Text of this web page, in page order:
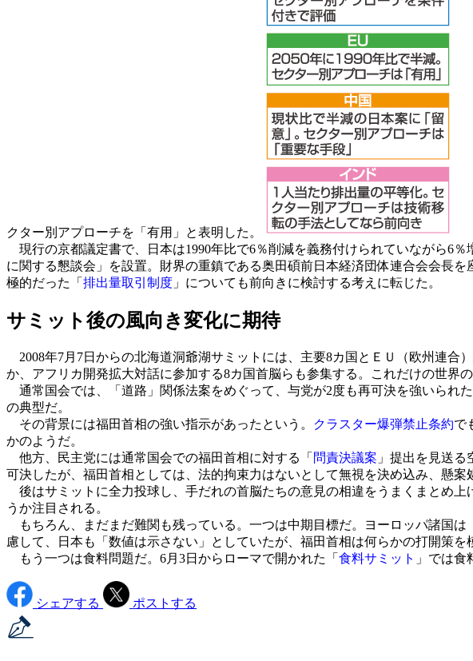
クター別アプローチを「有用」と表明した。
現行の京都議定書で、日本は1990年比で6％削減を義務付けられていながら6
に関する懇談会」を設置。財界の重鎮である奥田碩前日本経済団体連合会会長
極的だった「 排出量取引制度 」についても前向きに検討する考えに転じた。
サミット後の風向き変化に期待
2008年7月7日からの北海道洞爺湖サミットには、主要8カ国とＥＵ（欧州連合
か、アフリカ開発拡大対話に参加する8カ国首脳らも参集する。これだけの世界
通常国会では、「道路」関係法案をめぐって、与党が2度も再可決を強いられ
の典型だ。
その背景には福田首相の強い指示があったという。
クラスター爆弾禁止条約で
かのようだ。
他方、民主党には通常国会での福田首相に対する「 問責決議案 」提出を見送
可決したが、福田首相としては、法的拘束力はないとして無視を決め込み、懸案
後はサミットに全力投球し、手だれの首脳たちの意見の相違をうまくまとめ
うか注目される。
もちろん、まだまだ難関も残っている。一つは中期目標だ。ヨーロッパ諸国
慮して、日本も「数値は示さない」としていたが、福田首相は何らかの打開策を
もう一つは食料問題だ。6月3日からローマで開かれた「 食料サミット 」では食
シェアする ポストする